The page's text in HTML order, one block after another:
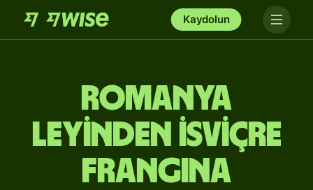
Kaydolun
Romanya
leyinden İsviçre
frangına